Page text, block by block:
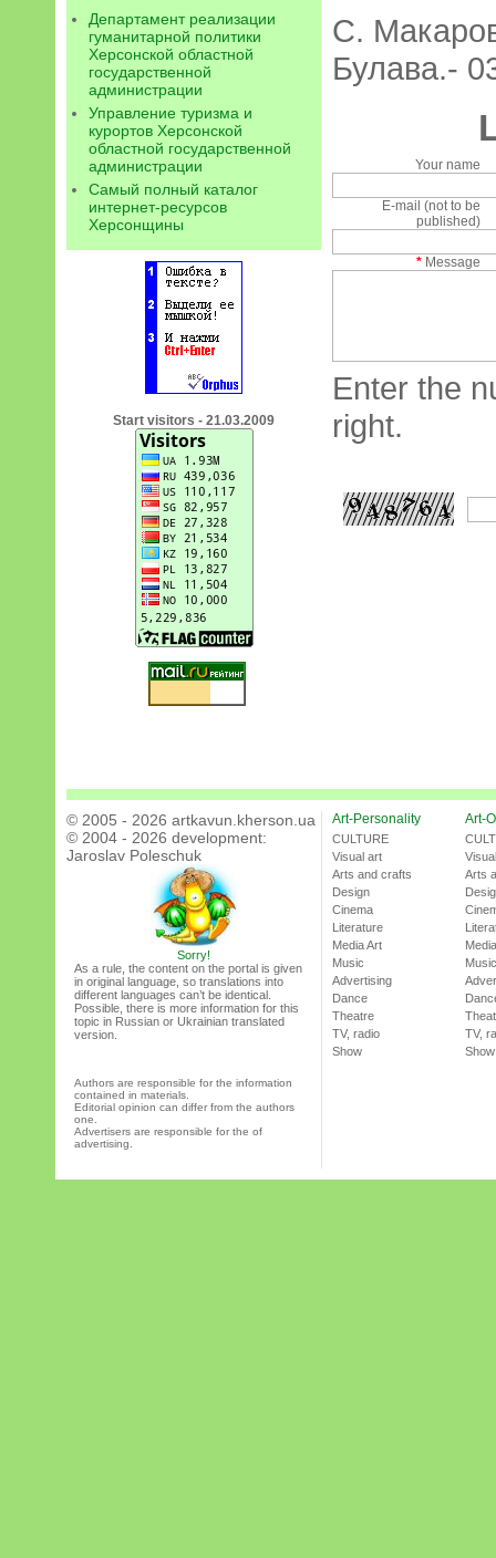
Департамент реализации
гуманитарной политики
Херсонской областной
государственной
администрации
Управление туризма и
курортов Херсонской
областной государственной
администрации
Самый полный каталог
интернет-ресурсов
Херсонщины
Start visitors - 21.03.2009
С.
Булава.-
Your name
E-mail (not to be
published)
* Message
Enter the
right.
© 2005 - 2026 artkavun.kherson.ua
© 2004 - 2026 development:
Jaroslav Poleschuk
Sorry!
As a rule, the content on the portal is given
in original language, so translations into
different languages can’t be identical.
Possible, there is more information for this
topic in Russian or Ukrainian translated
version.
Authors are responsible for the information
contained in materials.
Editorial opinion can differ from the authors
one.
Advertisers are responsible for the of
advertising.
Art-Personality
CULTURE
Visual art
Arts and crafts
Design
Cinema
Literature
Media Art
Music
Advertising
Dance
Theatre
TV, radio
Show
Art-
Arts
Music
TV,
Show